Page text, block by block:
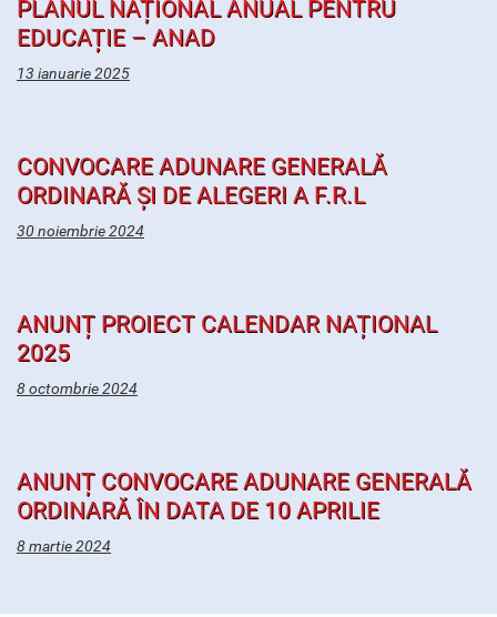
PLANUL NAȚIONAL ANUAL PENTRU
EDUCAȚIE – ANAD
13 ianuarie 2025
CONVOCARE ADUNARE GENERALĂ
ORDINARĂ ȘI DE ALEGERI A F.R.L
30 noiembrie 2024
ANUNȚ PROIECT CALENDAR NAȚIONAL
2025
8 octombrie 2024
ANUNȚ CONVOCARE ADUNARE GENERALĂ
ORDINARĂ ÎN DATA DE 10 APRILIE
8 martie 2024